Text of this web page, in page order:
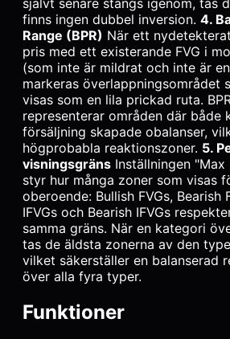
självt senare stängs igenom,
finns ingen dubbel inversion. 4.
Range (BPR) När ett
pris med ett existerande FVG i
(som inte är mildrat och inte är
markeras överlappningsområdet
visas som en lila prickad ruta.
representerar områden där både
försäljning skapade obalanser,
högprobabla reaktionszoner. 5.
visningsgräns Inställningen
styr hur många zoner som visas
oberoende: Bullish FVGs, Bearish
IFVGs och Bearish IFVGs
samma gräns. När en kategori
tas de äldsta zonerna av den
vilket säkerställer en balanserad
över alla fyra typer.
Funktioner